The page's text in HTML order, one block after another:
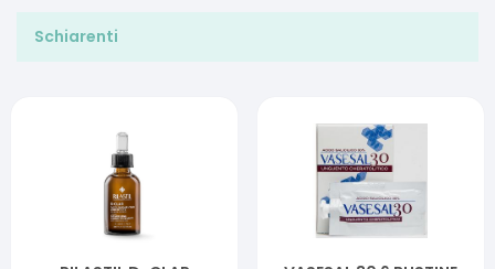
Schiarenti